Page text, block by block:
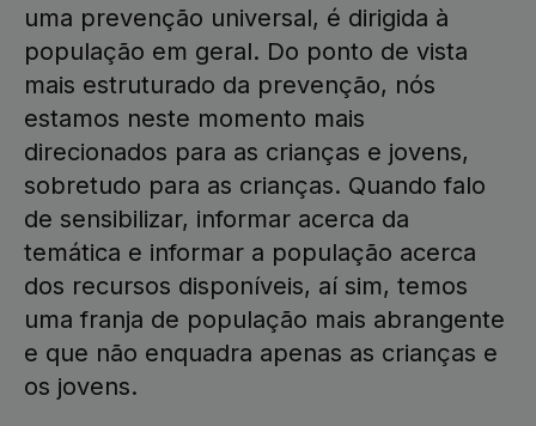
uma prevenção universal, é dirigida à
população em geral. Do ponto de vista
mais estruturado da prevenção, nós
estamos neste momento mais
direcionados para as crianças e jovens,
sobretudo para as crianças. Quando falo
de sensibilizar, informar acerca da
temática e informar a população acerca
dos recursos disponíveis, aí sim, temos
uma franja de população mais abrangente
e que não enquadra apenas as crianças e
os jovens.